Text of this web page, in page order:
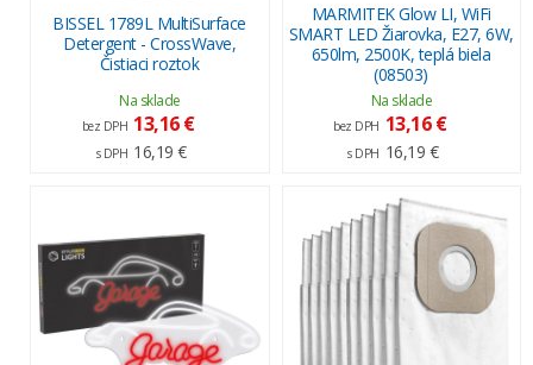
BISSEL 1789L MultiSurface
Detergent - CrossWave,
Čistiaci roztok
Na sklade
bez DPH 13,16 €
s DPH 16,19 €
MARMITEK Glow LI, WiFi
SMART LED Žiarovka, E27, 6W,
650lm, 2500K, teplá biela
(08503)
Na sklade
bez DPH 13,16 €
s DPH 16,19 €